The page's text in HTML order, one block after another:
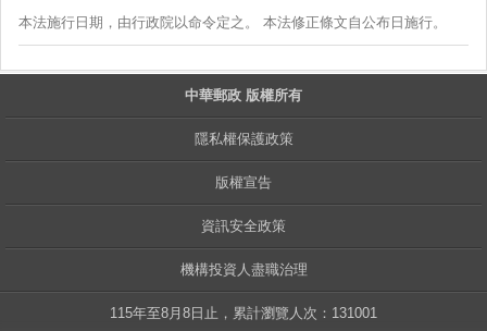
本法施行日期，由行政院以命令定之。 本法修正條文自公布日施行。
中華郵政 版權所有
隱私權保護政策
版權宣告
資訊安全政策
機構投資人盡職治理
115年至8月8日止，累計瀏覽人次：131001